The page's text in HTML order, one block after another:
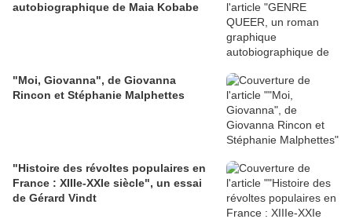
autobiographique de Maia Kobabe
"Moi, Giovanna", de Giovanna
Rincon et Stéphanie Malphettes
"Histoire des révoltes populaires en
France : XIIIe-XXIe siècle", un essai
de Gérard Vindt